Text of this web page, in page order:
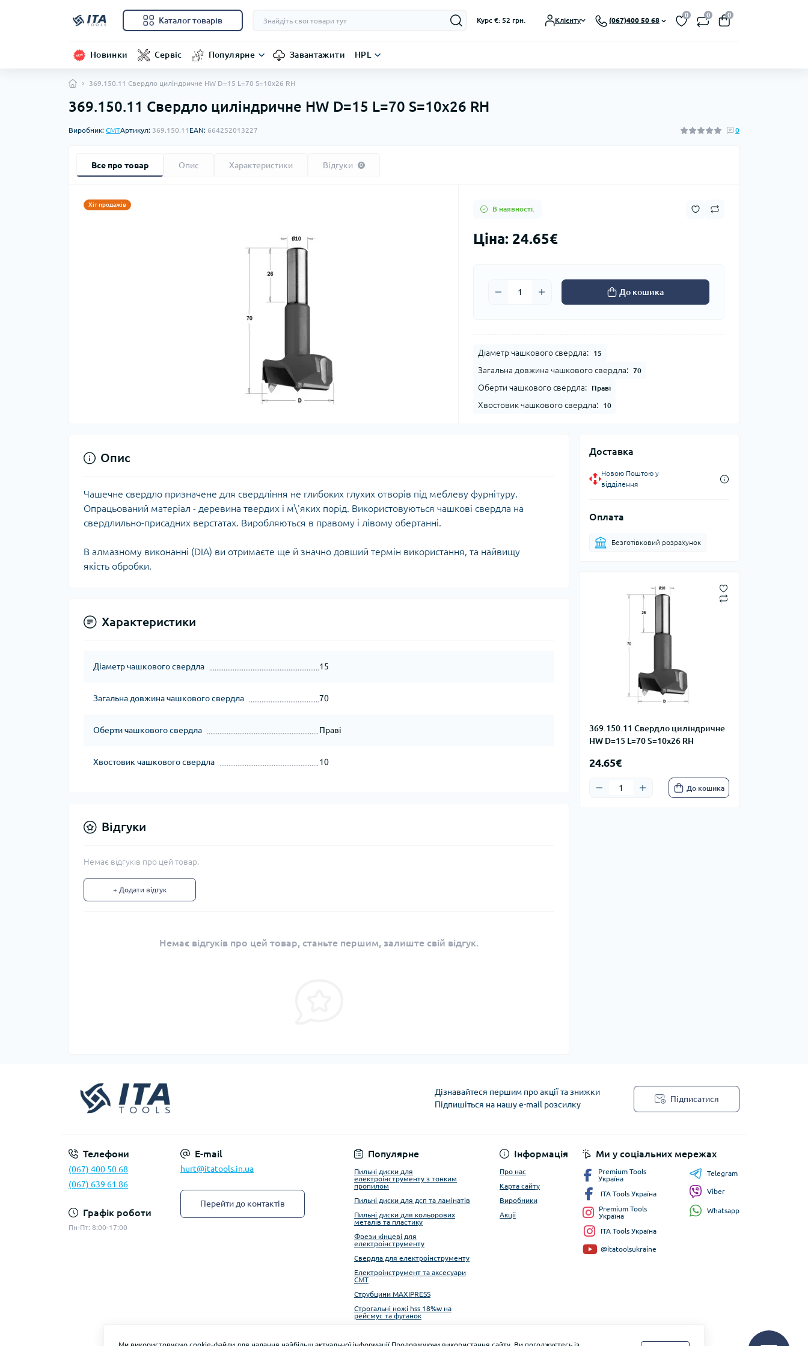
Каталог товарів Курс €: 52 грн. Клієнту (067)400 50 68
0 0 0
Новинки Сервіс Популярне Завантажити HPL
369.150.11 Свердло циліндричне HW D=15 L=70 S=10x26 RH
369.150.11 Свердло циліндричне HW D=15 L=70 S=10x26 RH
Виробник: CMTАртикул: 369.150.11 EAN: 664252013227 0
Все про товар Опис Характеристики Відгуки 0
Хіт продажів
В наявності.
Ціна: 24.65€
До кошика
Діаметр чашкового свердла: 15
Загальна довжина чашкового свердла: 70
Оберти чашкового свердла: Праві
Хвостовик чашкового свердла: 10
Доставка
Новою Поштою у
відділення
Оплата
Безготівковий розрахунок
369.150.11 Свердло циліндричне
HW D=15 L=70 S=10x26 RH
24.65€
До кошика
Опис
Чашечне свердло призначене для свердління не глибоких глухих отворів під меблеву фурнітуру.
Опрацьований матеріал - деревина твердих і м\'яких порід. Використовуються чашкові свердла на
свердлильно-присадних верстатах. Виробляються в правому і лівому обертанні.
В алмазному виконанні (DIA) ви отримаєте ще й значно довший термін використання, та найвищу
якість обробки.
Характеристики
Діаметр чашкового свердла 15
Загальна довжина чашкового свердла 70
Оберти чашкового свердла Праві
Хвостовик чашкового свердла 10
Відгуки
Немає відгуків про цей товар.
+ Додати відгук
Немає відгуків про цей товар, станьте першим, залиште свій відгук.
Дізнавайтеся першим про акції та знижки
Підпишіться на нашу e-mail розсилку
Підписатися
Телефони
(067) 400 50 68
(067) 639 61 86
Графік роботи
Пн-Пт: 8:00-17:00
E-mail
hurt@itatools.in.ua
Перейти до контактів
Популярне
Пильні диски для
електроінструменту з тонким
пропилом
Пильні диски для дсп та ламінатів
Пильні диски для кольорових
металів та пластику
Фрези кінцеві для
електроінструменту
Свердла для електроінструменту
Електроінструмент та аксесуари
CMT
Струбцини MAXIPRESS
Строгальні ножі hss 18%w на
рейсмус та фуганок
Інформація
Про нас
Карта сайту
Виробники
Акції
Ми у соціальних мережах
Premium Tools
Україна
ITA Tools Україна
Premium Tools
Україна
ITA Tools Україна
@itatoolsukraine
Telegram
Viber
Whatsapp